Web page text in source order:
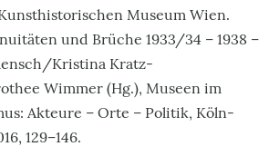
Museum Wien.
und Brüche 1933/34 – 1938 –
Kristina Kratz-
Wimmer (Hg.), Museen im
Akteure – Orte – Politik, Köln-
129–146.